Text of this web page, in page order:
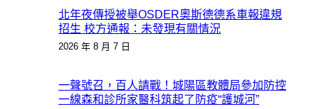
北年夜傳授被舉OSDER奧斯德德系車報違規
招生 校方通報：未發現有關情況
2026 年 8 月 7 日
一聲號召，百人請戰！城陽區教體局參加防控
一線森和診所家醫科筑起了防疫“護城河”